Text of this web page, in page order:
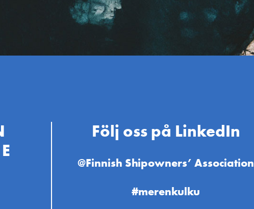
Följ oss på LinkedIn
@Finnish Shipowners’ Association
#merenkulku